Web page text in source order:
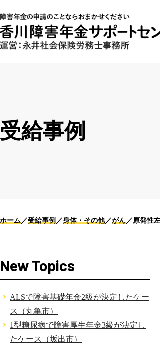
受給事例
ホーム 受給事例 身体・その他 がん 原発性
New Topics
ALSで障害基礎年金2級が決定したケー
ス（丸亀市）
1型糖尿病で障害厚生年金3級が決定し
たケース（坂出市）